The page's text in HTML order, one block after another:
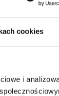
cookies
i
w
Posiada